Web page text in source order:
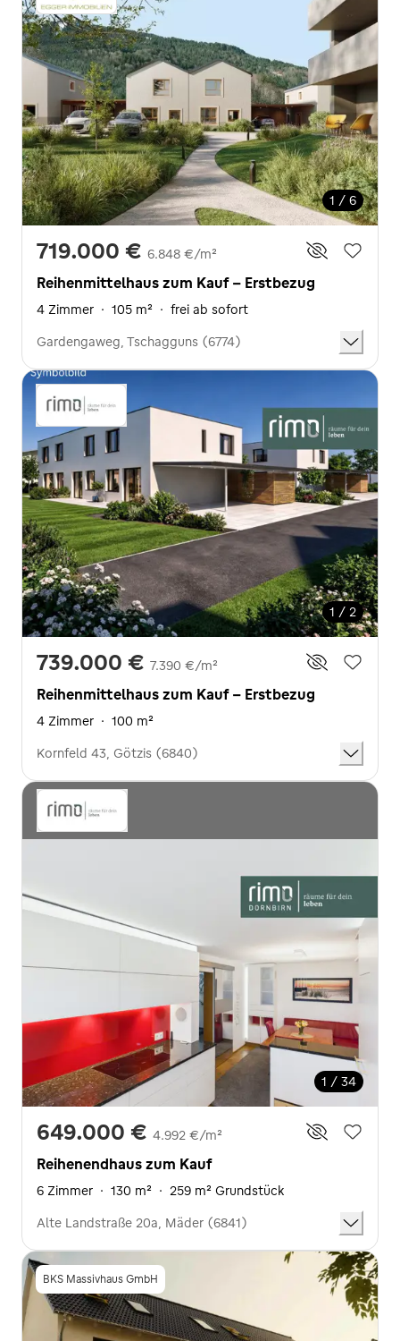
1 / 6
719.000 € 6.848 €/m²
Reihenmittelhaus zum Kauf - Erstbezug
4 Zimmer · 105 m² · frei ab sofort
Gardengaweg, Tschagguns (6774)
1 / 2
739.000 € 7.390 €/m²
Reihenmittelhaus zum Kauf - Erstbezug
4 Zimmer · 100 m²
Kornfeld 43, Götzis (6840)
1 / 34
649.000 € 4.992 €/m²
Reihenendhaus zum Kauf
6 Zimmer · 130 m² · 259 m² Grundstück
Alte Landstraße 20a, Mäder (6841)
BKS Massivhaus GmbH